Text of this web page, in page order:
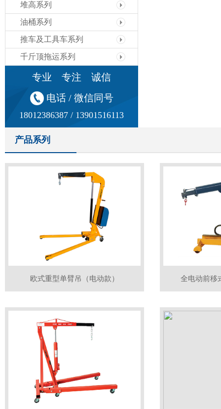
堆高系列
油桶系列
推车及工具车系列
千斤顶拖运系列
专业 专注 诚信
电话 / 微信同号
18012386387 / 13901516113
产品系列
欧式重型单臂吊（电动款） 全电动前移